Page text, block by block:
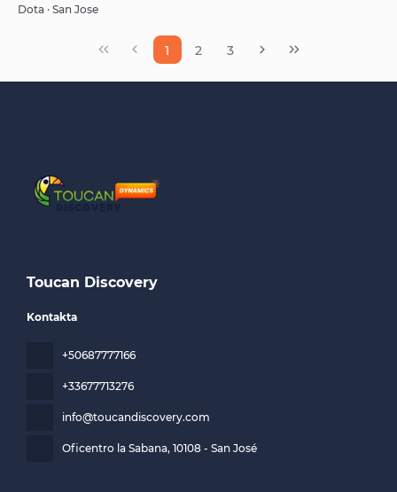
Dota · San Jose
1 2 3
Toucan Discovery
Kontakta
+50687777166
+33677713276
info@toucandiscovery.com
Oficentro la Sabana, 10108 - San José